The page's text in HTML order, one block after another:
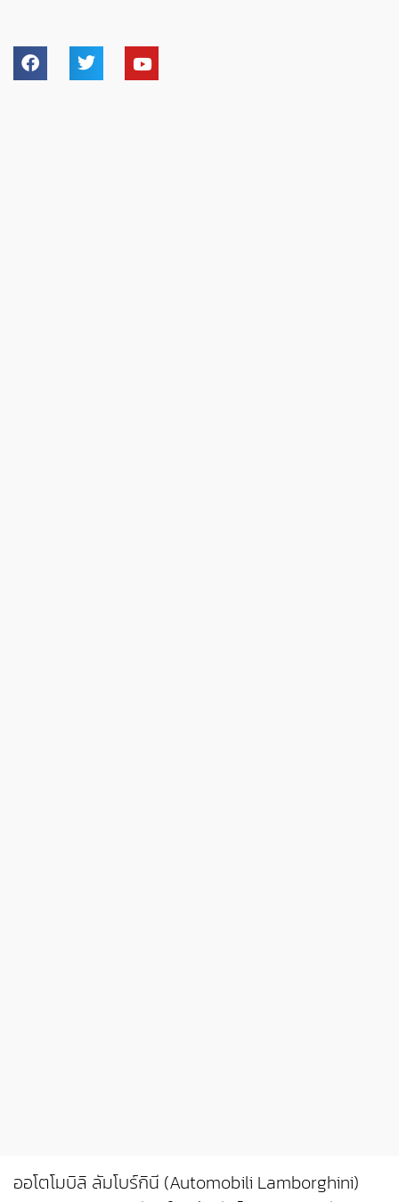
ออโตโมบิลิ ลัมโบร์กินี (Automobili Lamborghini)